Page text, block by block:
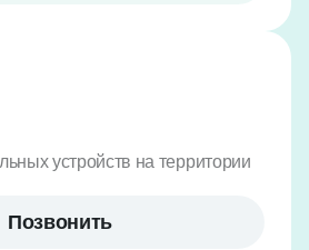
устройств на территории
Позвонить